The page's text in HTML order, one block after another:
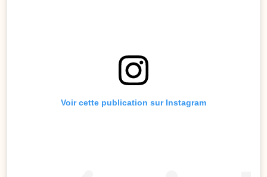
Voir cette publication sur Instagram